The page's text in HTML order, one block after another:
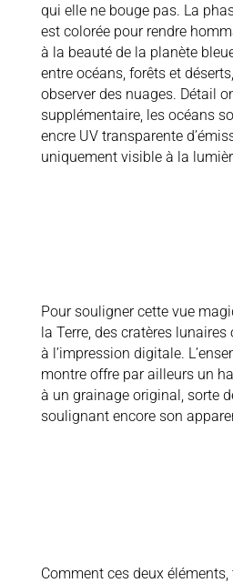
qui elle ne bouge pas. La
est colorée pour rendre
à la beauté de la planète
entre océans, forêts et
observer des nuages. Détail
supplémentaire, les océans
encre UV transparente
uniquement visible à la
Pour souligner cette vue
la Terre, des cratères
à l’impression digitale.
montre offre par ailleurs un
à un grainage original, sorte
soulignant encore son
Comment ces deux éléments,